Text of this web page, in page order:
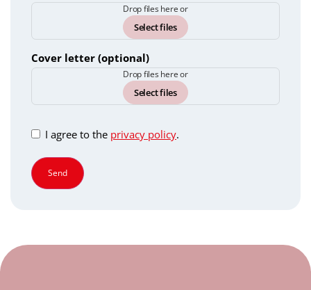
Drop files here or
Select files
Cover letter (optional)
Drop files here or
Select files
Consent
I agree to the privacy policy.
Send